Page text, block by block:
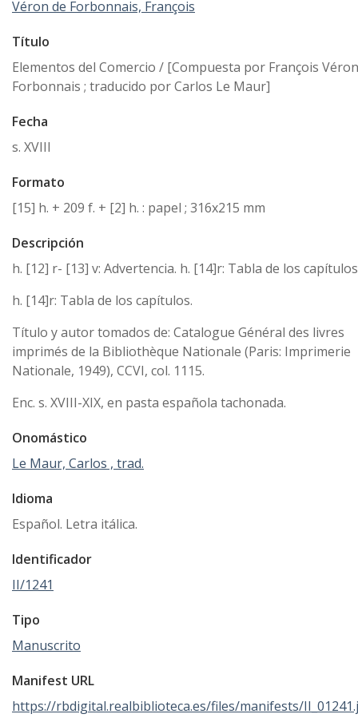
Véron de Forbonnais, François
Título
Elementos del Comercio / [Compuesta por François
Forbonnais ; traducido por Carlos Le Maur]
Fecha
s. XVIII
Formato
[15] h. + 209 f. + [2] h. : papel ; 316x215 mm
Descripción
h. [12] r- [13] v: Advertencia. h. [14]r: Tabla de los
h. [14]r: Tabla de los capítulos.
Título y autor tomados de: Catalogue Général des livres
imprimés de la Bibliothèque Nationale (Paris: Imprimerie
Nationale, 1949), CCVI, col. 1115.
Enc. s. XVIII-XIX, en pasta española tachonada.
Onomástico
Le Maur, Carlos , trad.
Idioma
Español. Letra itálica.
Identificador
II/1241
Tipo
Manuscrito
Manifest URL
https://rbdigital.realbiblioteca.es/files/manifests/